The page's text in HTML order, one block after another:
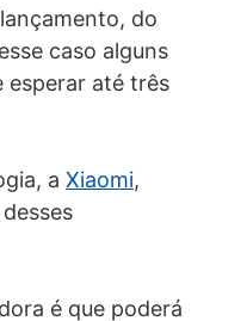
do
caso alguns
esperar até três
a Xiaomi,
é que poderá